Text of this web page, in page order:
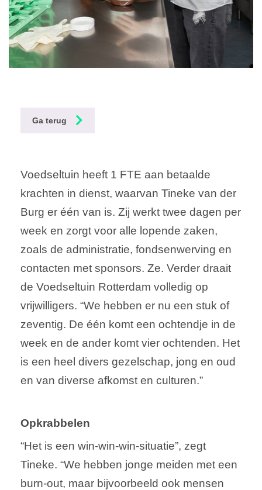
Ga terug
Voedseltuin heeft 1 FTE aan betaalde
krachten in dienst, waarvan Tineke van der
Burg er één van is. Zij werkt twee dagen per
week en zorgt voor alle lopende zaken,
zoals de administratie, fondsenwerving en
contacten met sponsors. Ze. Verder draait
de Voedseltuin Rotterdam volledig op
vrijwilligers. “We hebben er nu een stuk of
zeventig. De één komt een ochtendje in de
week en de ander komt vier ochtenden. Het
is een heel divers gezelschap, jong en oud
en van diverse afkomst en culturen.”
Opkrabbelen
“Het is een win-win-win-situatie”, zegt
Tineke. “We hebben jonge meiden met een
burn-out, maar bijvoorbeeld ook mensen